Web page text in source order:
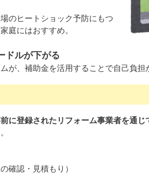
のヒートショック予防にもつ
庭にはおすすめ。
ドルが下がる
が、補助金を活用することで自己負担
に登録されたリフォーム事業者を通じ
確認・見積もり）